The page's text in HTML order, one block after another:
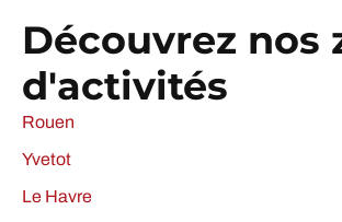
Découvrez nos
d'activités
Rouen
Yvetot
Le Havre